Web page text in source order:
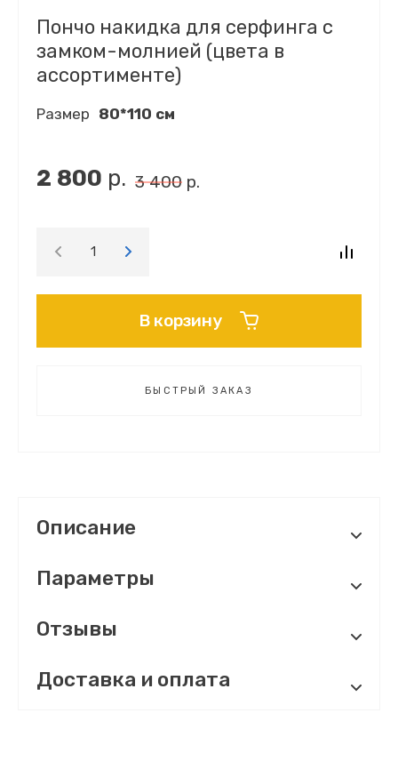
Пончо накидка для серфинга с
замком-молнией (цвета в
ассортименте)
Размер 80*110 см
3 400 р.
2 800 р.
В корзину
БЫСТРЫЙ ЗАКАЗ
Описание
Параметры
Отзывы
Доставка и оплата